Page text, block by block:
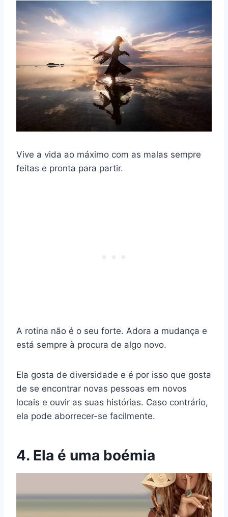
Vive a vida ao máximo com as malas sempre
feitas e pronta para partir.
A rotina não é o seu forte. Adora a mudança e
está sempre à procura de algo novo.
Ela gosta de diversidade e é por isso que gosta
de se encontrar novas pessoas em novos
locais e ouvir as suas histórias. Caso contrário,
ela pode aborrecer-se facilmente.
4. Ela é uma boémia